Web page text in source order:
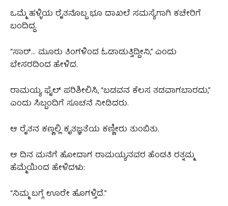
ಒಮ್ಮೆ ಹಳ್ಳಿಯ ರೈತನೊಬ್ಬ ಭೂ ದಾಖಲೆ ಸಮಸ್ಯೆಗಾಗಿ ಕಚೇರಿಗೆ
ಬಂದಿದ್ದ.
“ಸಾರ್… ಮೂರು ತಿಂಗಳಿಂದ ಓಡಾಡುತ್ತಿದ್ದೀನಿ,” ಎಂದು
ಬೇಸರದಿಂದ ಹೇಳಿದ.
ರಾಮಯ್ಯ ಫೈಲ್ ಪರಿಶೀಲಿಸಿ, “ಬಡವನ ಕೆಲಸ ತಡವಾಗಬಾರದು,”
ಎಂದು ಸಿಬ್ಬಂದಿಗೆ ಸೂಚನೆ ನೀಡಿದರು.
ಆ ರೈತನ ಕಣ್ಣಲ್ಲಿ ಕೃತಜ್ಞತೆಯ ಕಣ್ಣೀರು ತುಂಬಿತು.
ಆ ದಿನ ಮನೆಗೆ ಹೋದಾಗ ರಾಮಯ್ಯನವರ ಹೆಂಡತಿ ರತ್ನಮ್ಮ
ಹೆಮ್ಮೆಯಿಂದ ಹೇಳಿದಳು:
“ನಿಮ್ಮ ಬಗ್ಗೆ ಊರೇ ಹೊಗಳ್ತಿದೆ.”